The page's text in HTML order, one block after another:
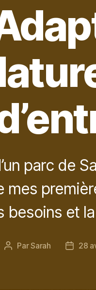
parc de
mes
besoins et
Auteur
ParSarah
Date
28